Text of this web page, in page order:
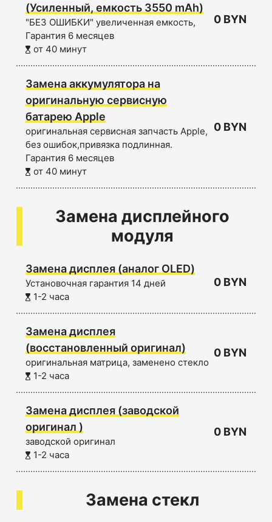
(Усиленный, емкость 3550 mAh)
"БЕЗ ОШИБКИ" увеличенная емкость,
Гарантия 6 месяцев
от 40 минут
0 BYN
Замена аккумулятора на
оригинальную сервисную
батарею Apple
оригинальная сервисная запчасть Apple,
без ошибок,привязка подлинная.
Гарантия 6 месяцев
от 40 минут
0 BYN
Замена дисплейного
модуля
Замена дисплея (аналог OLED)
Установочная гарантия 14 дней
1-2 часа
0 BYN
Замена дисплея
(восстановленный оригинал)
оригинальная матрица, заменено стекло
1-2 часа
0 BYN
Замена дисплея (заводской
оригинал )
заводской оригинал
1-2 часа
0 BYN
Замена стекл